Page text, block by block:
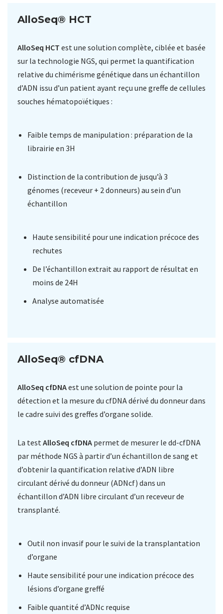
AlloSeq® HCT
AlloSeq HCT est une solution complète, ciblée et basée
sur la technologie NGS, qui permet la quantification
relative du chimérisme génétique dans un échantillon
d’ADN issu d’un patient ayant reçu une greffe de cellules
souches hématopoïétiques :
Faible temps de manipulation : préparation de la
librairie en 3H
Distinction de la contribution de jusqu’à 3
génomes (receveur + 2 donneurs) au sein d’un
échantillon
Haute sensibilité pour une indication précoce des
rechutes
De l’échantillon extrait au rapport de résultat en
moins de 24H
Analyse automatisée
AlloSeq® cfDNA
AlloSeq cfDNAest une solution de pointe pour la
détection et la mesure du cfDNA dérivé du donneur dans
le cadre suivi des greffes d’organe solide.
La testAlloSeq cfDNA permet de mesurer le dd-cfDNA
par méthode NGS à partir d’un échantillon de sang et
d’obtenir la quantification relative d’ADN libre
circulant dérivé du donneur (ADNcf) dans un
échantillon d’ADN libre circulant d’un receveur de
transplanté.
Outil non invasif pour le suivi de la transplantation
d’organe
Haute sensibilité pour une indication précoce des
lésions d’organe greffé
Faible quantité d’ADNc requise